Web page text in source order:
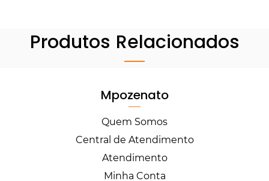
Produtos Relacionados
Mpozenato
Quem Somos
Central de Atendimento
Atendimento
Minha Conta